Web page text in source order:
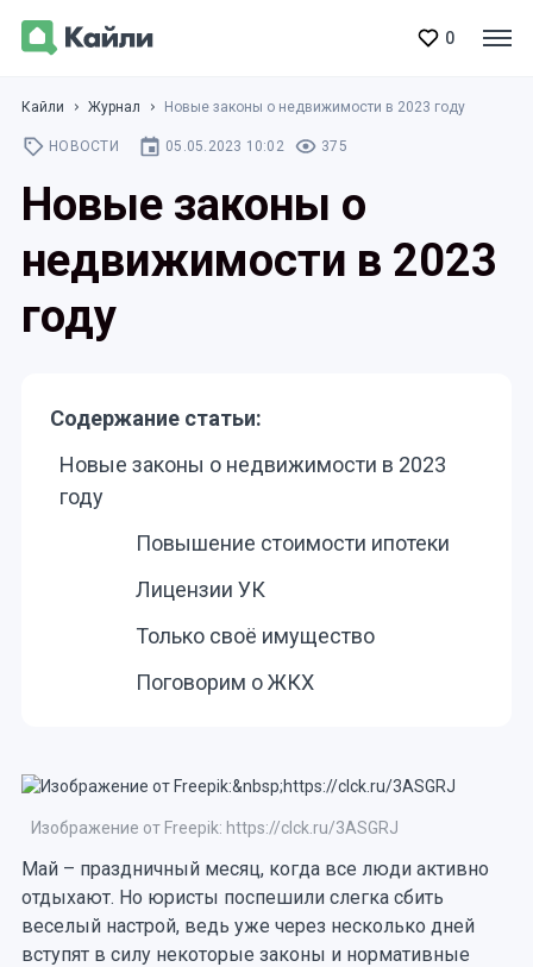
0
Кайли Журнал Новые законы о недвижимости в 2023 году
НОВОСТИ 05.05.2023 10:02 375
Новые законы о
недвижимости в 2023
году
Содержание статьи:
Новые законы о недвижимости в 2023
году
Повышение стоимости ипотеки
Лицензии УК
Только своё имущество
Поговорим о ЖКХ
Изображение от Freepik: https://clck.ru/3ASGRJ
Май – праздничный месяц, когда все люди активно
отдыхают. Но юристы поспешили слегка сбить
веселый настрой, ведь уже через несколько дней
вступят в силу некоторые законы и нормативные